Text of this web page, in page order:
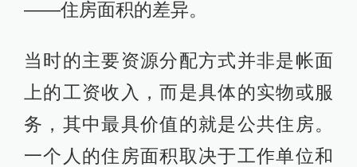
——住房面积的差异。
当时的主要资源分配方式并非是帐面
上的工资收入，而是具体的实物或服
务，其中最具价值的就是公共住房。
一个人的住房面积取决于工作单位和